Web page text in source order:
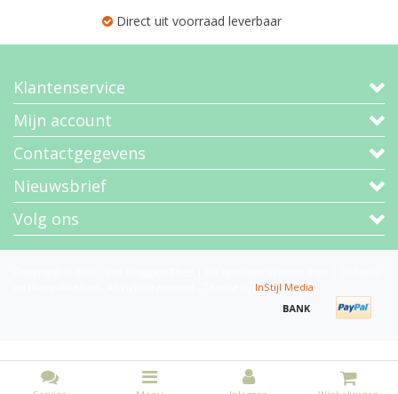
Direct uit voorraad leverbaar
Klantenservice
Mijn account
Contactgegevens
Nieuwsbrief
Volg ons
InStijl Media